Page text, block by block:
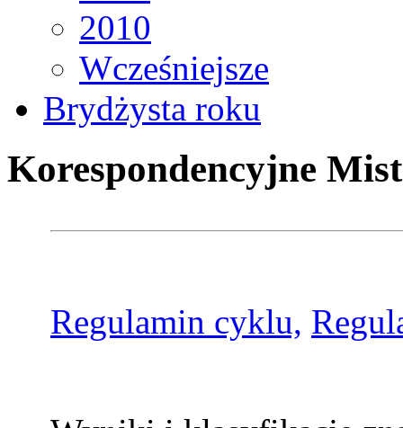
2010
Wcześniejsze
Brydżysta roku
Korespondencyjne
Regulamin cyklu,